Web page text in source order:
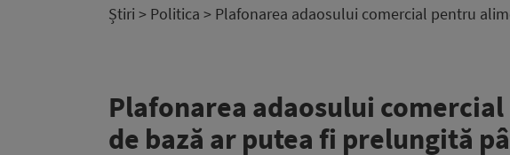
Știri > Politica > Plafonarea adaosului comercial pentru
Plafonarea adaosului
de bază ar putea fi prelungită